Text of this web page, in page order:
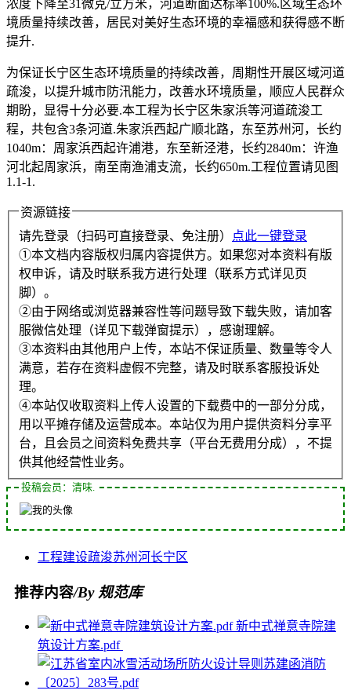
浓度下降至31微克/立方米，河道断面达标率100%.区域生态环
境质量持续改善，居民对美好生态环境的幸福感和获得感不断
提升.
为保证长宁区生态环境质量的持续改善，周期性开展区域河道
疏浚，以提升城市防汛能力，改善水环境质量，顺应人民群众
期盼，显得十分必要.本工程为长宁区朱家浜等河道疏浚工
程，共包含3条河道.朱家浜西起广顺北路，东至苏州河，长约
1040m：周家浜西起许浦港，东至新泾港，长约2840m：许渔
河北起周家浜，南至南渔浦支流，长约650m.工程位置请见图
1.1-1.
资源链接
请先登录（扫码可直接登录、免注册）
点此一键登录
①本文档内容版权归属内容提供方。如果您对本资料有版
权申诉，请及时联系我方进行处理（联系方式详见页
脚）。
②由于网络或浏览器兼容性等问题导致下载失败，请加客
服微信处理（详见下载弹窗提示），感谢理解。
③本资料由其他用户上传，本站不保证质量、数量等令人
满意，若存在资料虚假不完整，请及时联系客服投诉处
理。
④本站仅收取资料上传人设置的下载费中的一部分分成，
用以平摊存储及运营成本。本站仅为用户提供资料分享平
台，且会员之间资料免费共享（平台无费用分成），不提
供其他经营性业务。
投稿会员：清味.
工程建设疏浚苏州河长宁区
推荐内容/By 规范库
新中式禅意寺院建
筑设计方案.pdf